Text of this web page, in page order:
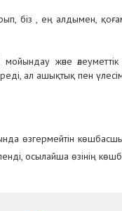
біз , ең алдымен,
және
ал ашықтық пен
өзгермейтін
осылайша өзінің